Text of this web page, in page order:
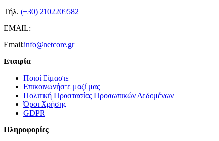
Τήλ. (+30) 2102209582
EMAIL:
Email:info@netcore.gr
Εταιρία
Ποιοί Είμαστε
Επικοινωνήστε μαζί μας
Πολιτική Προστασίας Προσωπικών Δεδομένων
Όροι Χρήσης
GDPR
Πληροφορίες